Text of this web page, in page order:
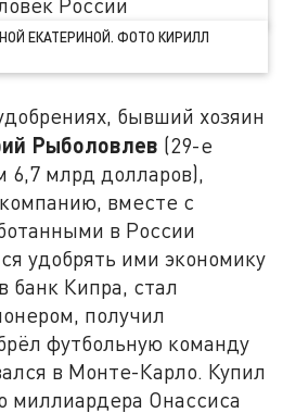
ЕКАТЕРИНОЙ. ФОТО КИРИЛЛ
бывший хозяин
Рыболовлев (29-е
6,7 млрд долларов),
вместе с
в России
удобрять ими экономику
банк Кипра, стал
получил
футбольную команду
в Монте-Карло. Купил
миллиардера Онассиса